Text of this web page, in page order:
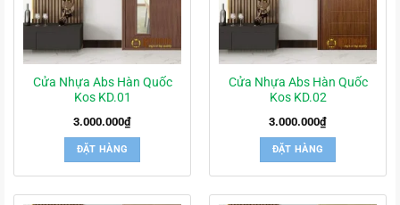
Cửa Nhựa Abs Hàn Quốc
Kos KD.01
3.000.000₫
ĐẶT HÀNG
Cửa Nhựa Abs Hàn Quốc
Kos KD.02
3.000.000₫
ĐẶT HÀNG